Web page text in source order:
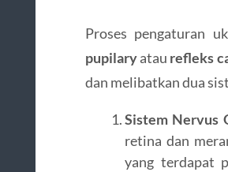
Proses pengaturan
pupilaryatau refleks
dan melibatkan dua
Sistem Nervus
retina dan
yang terdapat